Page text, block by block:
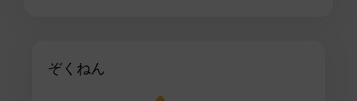
ぞくねん